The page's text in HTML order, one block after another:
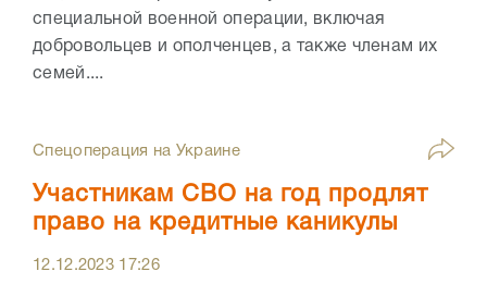
специальной военной операции, включая
добровольцев и ополченцев, а также членам их
семей....
Спецоперация на Украине
Участникам СВО на год продлят
право на кредитные каникулы
12.12.2023 17:26